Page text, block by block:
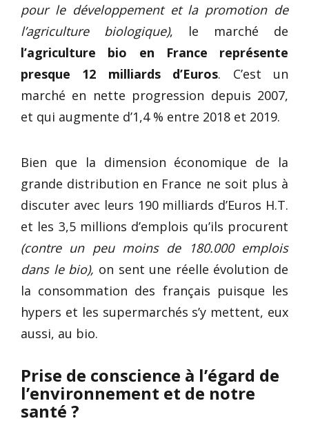
pour le développement et la promotion de
l’agriculture biologique), le marché de
l’agriculture bio en France représente
presque 12 milliards d’Euros. C’est un
marché en nette progression depuis 2007,
et qui augmente d’1,4 % entre 2018 et 2019.
Bien que la dimension économique de la
grande distribution en France ne soit plus à
discuter avec leurs 190 milliards d’Euros H.T.
et les 3,5 millions d’emplois qu’ils procurent
(contre un peu moins de 180.000 emplois
dans le bio), on sent une réelle évolution de
la consommation des français puisque les
hypers et les supermarchés s’y mettent, eux
aussi, au bio.
Prise de conscience à l’égard de
l’environnement et de notre
santé ?